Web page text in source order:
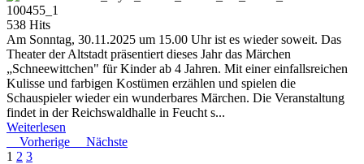
538 Hits
Am Sonntag, 30.11.2025 um 15.00 Uhr ist es wieder soweit. Das
Theater der Altstadt präsentiert dieses Jahr das Märchen
„Schneewittchen" für Kinder ab 4 Jahren. Mit einer einfallsreichen
Kulisse und farbigen Kostümen erzählen und spielen die
Schauspieler wieder ein wunderbares Märchen. Die Veranstaltung
findet in der Reichswaldhalle in Feucht s...
Weiterlesen
Vorherige
Nächste
1 2 3